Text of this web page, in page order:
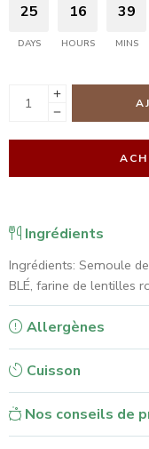
25
DAYS
16
HOURS
39
MINS
Ingrédients
Ingrédients: Semoule
BLÉ, farine de lentilles
Allergènes
Cuisson
Nos conseils de